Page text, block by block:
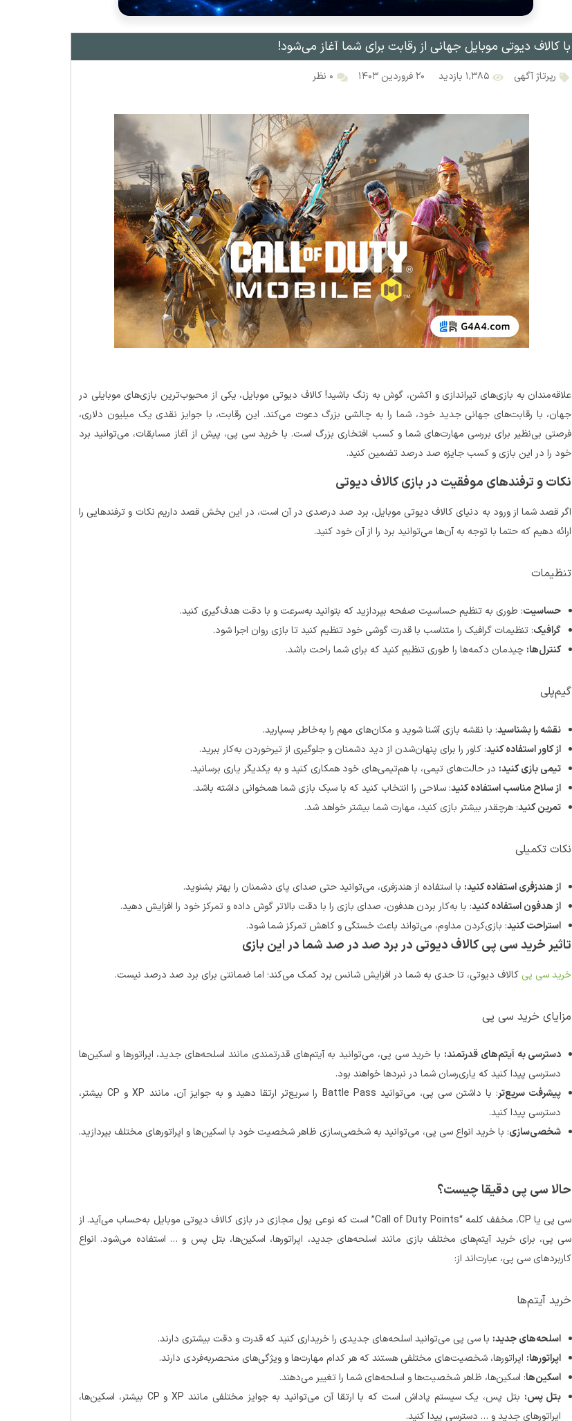
با کالاف دیوتی موبایل جهانی از رقابت برای شما آغاز می‌شود!
رپرتاژ آگهی ۱,۳۸۵ بازدید ۲۰ فروردین ۱۴۰۳ ۰ نظر
علاقه‌مندان به بازی‌های تیراندازی و اکشن، گوش به زنگ باشید! کالاف دیوتی موبایل، یکی از محبوب‌ترین بازی‌های موبایلی در
جهان، با رقابت‌های جهانی جدید خود، شما را به چالشی بزرگ دعوت می‌کند. این رقابت، با جوایز نقدی یک میلیون دلاری،
فرصتی بی‌نظیر برای بررسی مهارت‌های شما و کسب افتخاری بزرگ است. با خرید سی پی، پیش از آغاز مسابقات، می‌توانید برد
خود را در این بازی و کسب جایزه صد درصد تضمین کنید.
نکات و ترفندهای موفقیت در بازی کالاف دیوتی
اگر قصد شما از ورود به دنیای کالاف دیوتی موبایل، برد صد درصدی در آن است، در این بخش قصد داریم نکات و ترفندهایی را
ارائه دهیم که حتما با توجه به آن‌ها می‌توانید برد را از آن خود کنید.
تنظیمات
حساسیت: طوری به تنظیم حساسیت صفحه بپردازید که بتوانید به‌سرعت و با دقت هدف‌گیری کنید.
گرافیک: تنظیمات گرافیک را متناسب با قدرت گوشی خود تنظیم کنید تا بازی روان اجرا شود.
کنترل‌ها: چیدمان دکمه‌ها را طوری تنظیم کنید که برای شما راحت باشد.
گیم‌پلی
نقشه را بشناسید: با نقشه بازی آشنا شوید و مکان‌های مهم را به‌خاطر بسپارید.
از کاور استفاده کنید: کاور را برای پنهان‌شدن از دید دشمنان و جلوگیری از تیرخوردن به‌کار ببرید.
تیمی بازی کنید: در حالت‌های تیمی، با هم‌تیمی‌های خود همکاری کنید و به یکدیگر یاری برسانید.
از سلاح مناسب استفاده کنید: سلاحی را انتخاب کنید که با سبک بازی شما همخوانی داشته باشد.
تمرین کنید: هرچقدر بیشتر بازی کنید، مهارت شما بیشتر خواهد شد.
نکات تکمیلی
از هندزفری استفاده کنید: با استفاده از هندزفری، می‌توانید حتی صدای پای دشمنان را بهتر بشنوید.
از هدفون استفاده کنید: با به‌کار بردن هدفون، صدای بازی را با دقت بالاتر گوش داده و تمرکز خود را افزایش دهید.
استراحت کنید: بازی‌کردن مداوم، می‌تواند باعث خستگی و کاهش تمرکز شما شود.
تاثیر خرید سی پی کالاف دیوتی در برد صد در صد شما در این بازی
خرید سی پی کالاف دیوتی، تا حدی به شما در افزایش شانس برد کمک می‌کند؛ اما ضمانتی برای برد صد درصد نیست.
مزایای خرید سی پی
دسترسی به آیتم‌های قدرتمند: با خرید سی پی، می‌توانید به آیتم‌های قدرتمندی مانند اسلحه‌های جدید، اپراتورها و اسکین‌ها
دسترسی پیدا کنید که یاری‌رسان شما در نبردها خواهند بود.
پیشرفت سریع‌تر
: با داشتن سی پی، می‌توانید Battle Pass را سریع‌تر ارتقا دهید و به جوایز آن، مانند XP و CP بیشتر،
دسترسی پیدا کنید.
شخصی‌سازی: با خرید انواع سی پی، می‌توانید به شخصی‌سازی ظاهر شخصیت خود با اسکین‌ها و اپراتورهای مختلف بپردازید.
حالا سی پی دقیقا چیست؟
سی پی یا CP، مخفف کلمه “Call of Duty Points” است که نوعی پول مجازی در بازی کالاف دیوتی موبایل به‌حساب می‌آید. از
سی پی، برای خرید آیتم‌های مختلف بازی مانند اسلحه‌های جدید، اپراتورها، اسکین‌ها، بتل پس و … استفاده می‌شود. انواع
کاربردهای سی پی، عبارت‌اند از:
خرید آیتم‌ها
اسلحه‌های جدید: با سی پی می‌توانید اسلحه‌های جدیدی را خریداری کنید که قدرت و دقت بیشتری دارند.
اپراتورها: اپراتورها، شخصیت‌های مختلفی هستند که هر کدام مهارت‌ها و ویژگی‌های منحصربه‌فردی دارند.
اسکین‌ها: اسکین‌ها، ظاهر شخصیت‌ها و اسلحه‌های شما را تغییر می‌دهند.
بتل پس:
بتل پس، یک سیستم پاداش است که با ارتقا آن می‌توانید به جوایز مختلفی مانند XP و CP بیشتر، اسکین‌ها،
اپراتورهای جدید و … دسترسی پیدا کنید.